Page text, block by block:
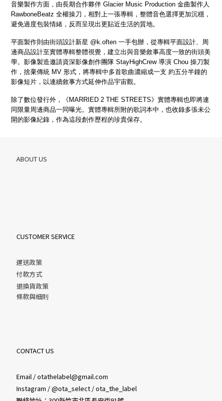
音樂製作方面，由長期合作夥伴 Glacier Music Production 金曲製作人
RawboneBeatz 全權操刀，相對上一張專輯，整體音色選擇更加沉穩，
避免過度包裝情緒，反而呈現出更貼近生活的質地。
平面製作則由街頭設計新星 @k.often 一手包辦，從專輯平面設計、周
邊商品設計至實體專輯整體視覺，建立出與音樂敘事高度一致的街頭美
學。影像製造邀請資深影像創作團隊 StayHighCrew 導演 Chou 操刀製
作，捨棄傳統 MV 形式，將專輯中多首歌曲濃縮成一支 約五分半鐘的
影像短片，以連續敘事方式延伸作品宇宙觀。
除了數位發行外，《MARRIED 2 THE STREETS》實體專輯也即將連
同限量周邊商品一同曝光。實體專輯所附的歌詞本中，也收錄多張未公
開的影像紀錄，作為這段創作歷程的珍貴保存。
ABOUT US
CUSTOMER SERVICE
運送政策
付款方式
退換貨政策
條款與細則
CONTACT US
Email / otathelabel@gmail.com
Instagram / @ota_select / ota_the_label